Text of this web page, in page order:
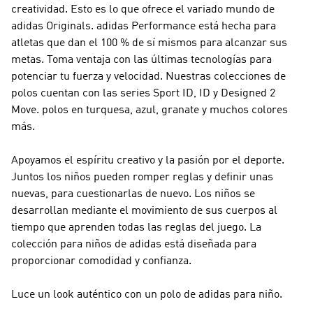
creatividad. Esto es lo que ofrece el variado mundo de
adidas Originals. adidas Performance está hecha para
atletas que dan el 100 % de sí mismos para alcanzar sus
metas. Toma ventaja con las últimas tecnologías para
potenciar tu fuerza y velocidad. Nuestras colecciones de
polos cuentan con las series Sport ID, ID y Designed 2
Move. polos en turquesa, azul, granate y muchos colores
más.
Apoyamos el espíritu creativo y la pasión por el deporte.
Juntos los niños pueden romper reglas y definir unas
nuevas, para cuestionarlas de nuevo. Los niños se
desarrollan mediante el movimiento de sus cuerpos al
tiempo que aprenden todas las reglas del juego. La
colección para niños de adidas está diseñada para
proporcionar comodidad y confianza.
Luce un look auténtico con un polo de adidas para niño.